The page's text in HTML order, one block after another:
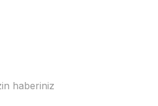
haberiniz